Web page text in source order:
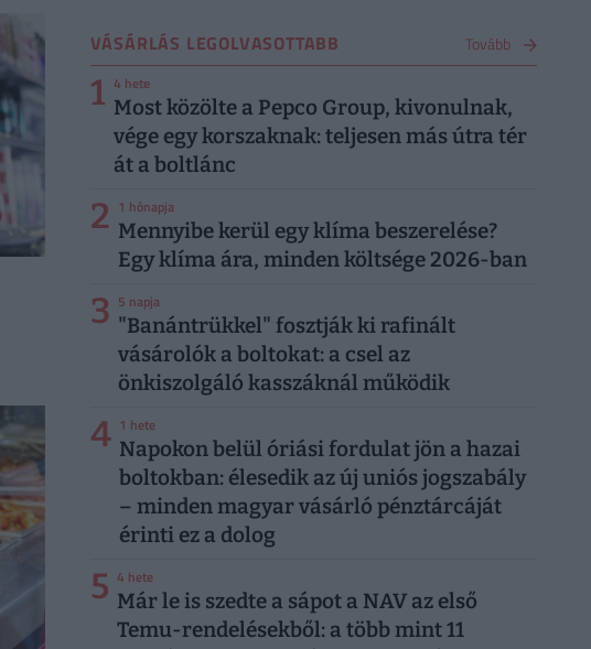
VÁSÁRLÁS LEGOLVASOTTABB Tovább
1 4 hete
Most közölte a Pepco Group, kivonulnak,
vége egy korszaknak: teljesen más útra tér
át a boltlánc
2 1 hónapja
Mennyibe kerül egy klíma beszerelése?
Egy klíma ára, minden költsége 2026-ban
3 5 napja
"Banántrükkel" fosztják ki rafinált
vásárolók a boltokat: a csel az
önkiszolgáló kasszáknál működik
4 1 hete
Napokon belül óriási fordulat jön a hazai
boltokban: élesedik az új uniós jogszabály
– minden magyar vásárló pénztárcáját
érinti ez a dolog
5 4 hete
Már le is szedte a sápot a NAV az első
Temu-rendelésekből: a több mint 11